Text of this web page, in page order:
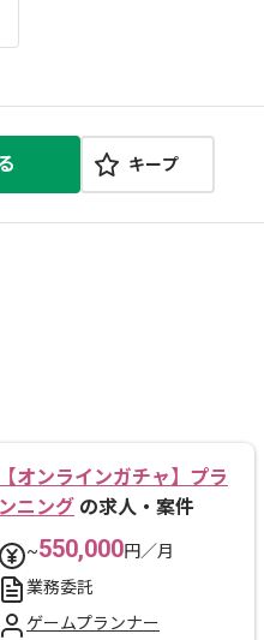
キープ
オンラインガチャ】プラ
ニング の求人・案件
~550,000円／月
業務委託
ゲームプランナー